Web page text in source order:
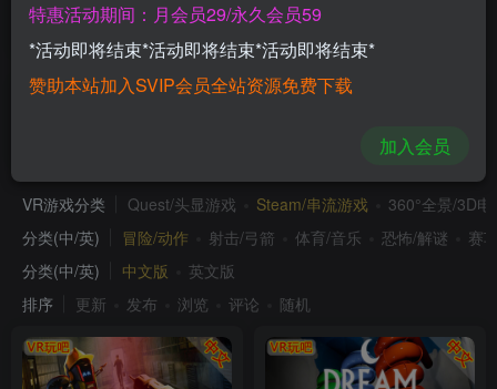
>加载更多
VR游戏分类 Quest/头显游戏 Steam/串流游戏
360°全景/3D电
分类(中/英)
冒险/动作 射击/弓箭 体育/音乐 恐怖/解谜
赛
分类(中/英)
中文版
英文版
排序
更新 发布 浏览 评论 随机
特惠活动期间：月会员29/永久会员59
*活动即将结束*活动即将结束*活动即将结束*
赞助本站加入SVIP会员全站资源免费下载
加入会员